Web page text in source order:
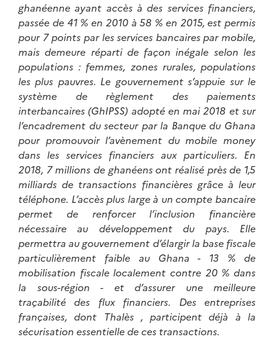
ghanéenne ayant accès à des services financiers,
passée de 41 % en 2010 à 58 % en 2015, est permis
pour 7 points par les services bancaires par mobile,
mais demeure réparti de façon inégale selon les
populations : femmes, zones rurales, populations
les plus pauvres. Le gouvernement s’appuie sur le
système de règlement des paiements
interbancaires (GhIPSS) adopté en mai 2018 et sur
l’encadrement du secteur par la Banque du Ghana
pour promouvoir l’avènement du mobile money
dans les services financiers aux particuliers. En
2018, 7 millions de ghanéens ont réalisé près de 1,5
milliards de transactions financières grâce à leur
téléphone. L’accès plus large à un compte bancaire
permet de renforcer l’inclusion financière
nécessaire au développement du pays. Elle
permettra au gouvernement d’élargir la base fiscale
particulièrement faible au Ghana - 13 % de
mobilisation fiscale localement contre 20 % dans
la sous-région - et d’assurer une meilleure
traçabilité des flux financiers. Des entreprises
françaises, dont Thalès , participent déjà à la
sécurisation essentielle de ces transactions.